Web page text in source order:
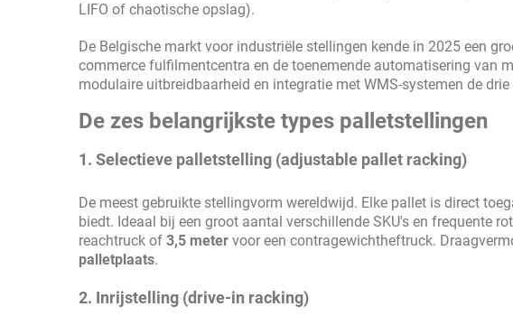
LIFO of chaotische opslag).
De Belgische markt voor industriële stellingen kende in 2025 een
commerce fulfilmentcentra en de toenemende automatisering van
modulaire uitbreidbaarheid en integratie met WMS-systemen de
De zes belangrijkste types palletstellingen
1. Selectieve palletstelling (adjustable pallet racking)
De meest gebruikte stellingvorm wereldwijd. Elke pallet is direct
biedt. Ideaal bij een groot aantal verschillende SKU's en frequente
reachtruck of 3,5 meter voor een contragewichtheftruck.
palletplaats.
2. Inrijstelling (drive-in racking)